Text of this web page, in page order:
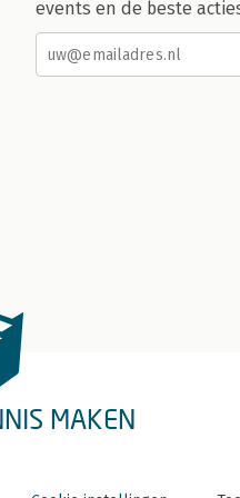
events en de beste
MAKEN